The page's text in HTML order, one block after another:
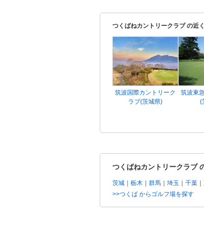
つくばねカントリークラブ の近
筑波国際カントリーク
ラブ(茨城県)
筑波東
(
つくばねカントリークラブ
茨城 栃木 群馬 埼玉 千葉
>>つくば からゴルフ場を探す